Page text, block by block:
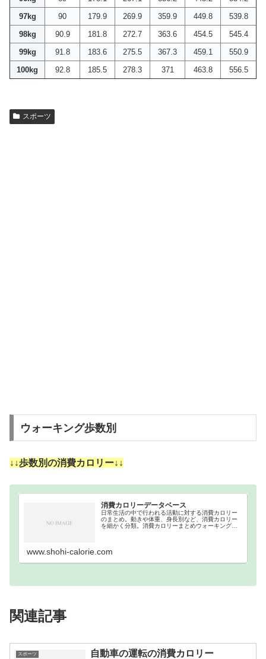
97kg
90 179.9 269.9 359.9 449.8
539.8
98kg
90.9 181.8 272.7 363.6 454.5
545.4
99kg
91.8 183.6 275.5 367.3 459.1
550.9
100kg
92.8 185.5 278.3 371 463.8 556.5
スポーツ
ウォーキング歩数別
↓↓歩数別の消費カロリー↓↓
消費カロリーデータベース
日常生活の中で行われる活動に対する消費カロリー
のまとめ。動きや体重、身長別など、消費カロリー
を細かく分類。消費カロリーまとめウォーキング｜
www.shohi-calorie.com
関連記事
スポーツ 自動車の運転の消費カロリー